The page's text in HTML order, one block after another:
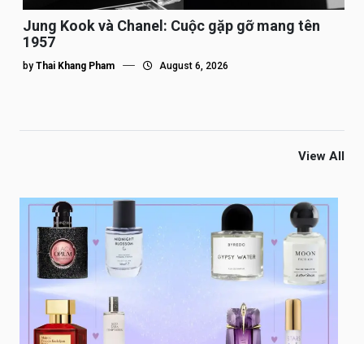
Jung Kook và Chanel: Cuộc gặp gỡ mang tên
1957
by Thai Khang Pham August 6, 2026
View All